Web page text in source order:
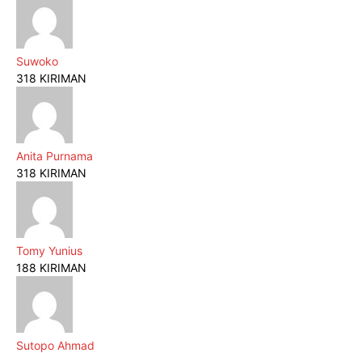
Suwoko
318 KIRIMAN
Anita Purnama
318 KIRIMAN
Tomy Yunius
188 KIRIMAN
Sutopo Ahmad